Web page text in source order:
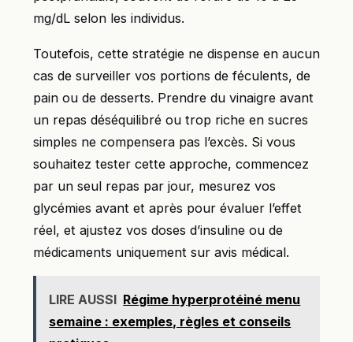
mg/dL selon les individus.
Toutefois, cette stratégie ne dispense en aucun
cas de surveiller vos portions de féculents, de
pain ou de desserts. Prendre du vinaigre avant
un repas déséquilibré ou trop riche en sucres
simples ne compensera pas l’excès. Si vous
souhaitez tester cette approche, commencez
par un seul repas par jour, mesurez vos
glycémies avant et après pour évaluer l’effet
réel, et ajustez vos doses d’insuline ou de
médicaments uniquement sur avis médical.
LIRE AUSSI Régime hyperprotéiné menu
semaine : exemples, règles et conseils